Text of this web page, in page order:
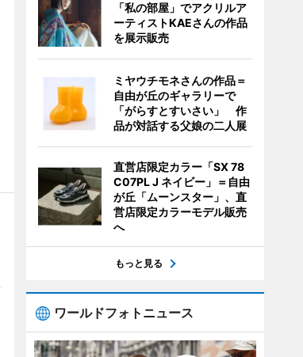
「私の部屋」でアクリルア
ーティストKAEさんの作品
を展示販売
ミヤウチモネさんの作品＝
自由が丘のギャラリーで
「がらすとすいさい」 作
品が対話する父娘の二人展
直営店限定カラー「SX 78
C07PL J ネイビー」＝自由
が丘「ムーンスター」、直
営店限定カラーモデル販売
へ
もっと見る
ワールドフォトニュース